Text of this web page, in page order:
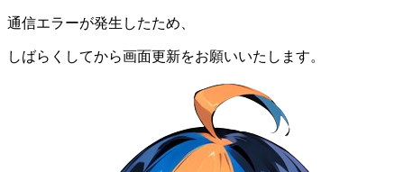
通信エラーが発生したため、
しばらくしてから画面更新をお願いいたします。